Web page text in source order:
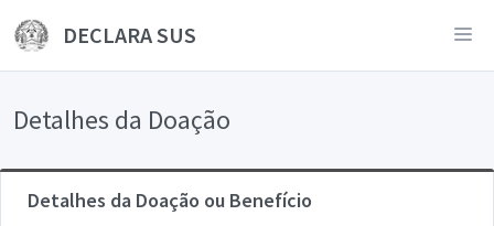
DECLARA SUS
Detalhes da Doação
Detalhes da Doação ou Benefício